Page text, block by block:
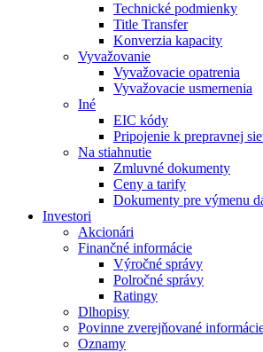
Technické podmienky
Title Transfer
Konverzia kapacity
Vyvažovanie
Vyvažovacie opatrenia
Vyvažovacie usmernenia
Iné
EIC kódy
Pripojenie k prepravnej
Na stiahnutie
Zmluvné dokumenty
Ceny a tarify
Dokumenty pre výmenu
Investori
Akcionári
Finančné informácie
Výročné správy
Polročné správy
Ratingy
Dlhopisy
Povinne zverejňované
Oznamy